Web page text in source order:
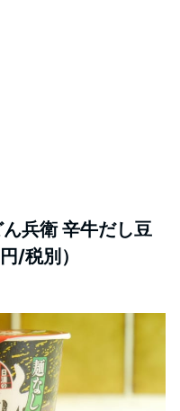
兵衛 辛牛だし豆
/税別）